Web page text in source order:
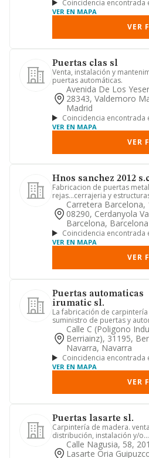
Coincidencia encontrada
VER EN MAPA
VER
Puertas clas sl
Venta, instalación y
puertas automáticas.
Avenida De Los
28343, Valdemoro
Madrid
Coincidencia encontrada
VER EN MAPA
VER
Hnos sanchez 2012
Fabricacion de puertas
rejas...cerrajeria y
metalicas.
Carretera Barcelona,
08290, Cerdanyola
Barcelona, Barcelona
Coincidencia encontrada
VER EN MAPA
VER
Puertas automaticas
irumatic sl.
La fabricación de
suministro de puertas y
montaje de puertas y ...
Calle C (poligono
Berriainz), 31195,
Navarra, Navarra
Coincidencia encontrada
VER EN MAPA
VER
Puertas lasarte sl.
Carpintería de madera.
distribución, instalación y/o
desmontaje de puertas,
suelos...
Calle Nagusia, 58,
Lasarte Oria